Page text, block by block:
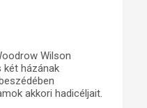
Wilson
két házának
akkori hadicéljait.